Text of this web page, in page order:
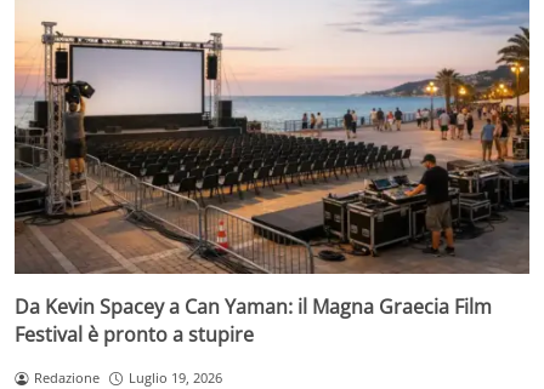
Da Kevin Spacey a Can Yaman: il Magna Graecia Film
Festival è pronto a stupire
Redazione Luglio 19, 2026